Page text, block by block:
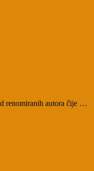
renomiranih autora čije …